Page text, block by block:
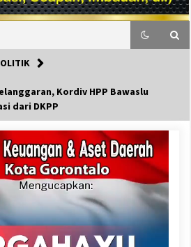
Kordiv HPP Bawaslu
dari DKPP